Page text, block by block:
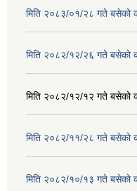
मिति २०८३/०१/२८ गते बसेको
मिति २०८२/१२/२६ गते बसेको
मिति २०८२/१२/१२ गते बसेको
मिति २०८२/११/२८ गते बसेको
मिति २०८२/१०/१३ गते बसेको